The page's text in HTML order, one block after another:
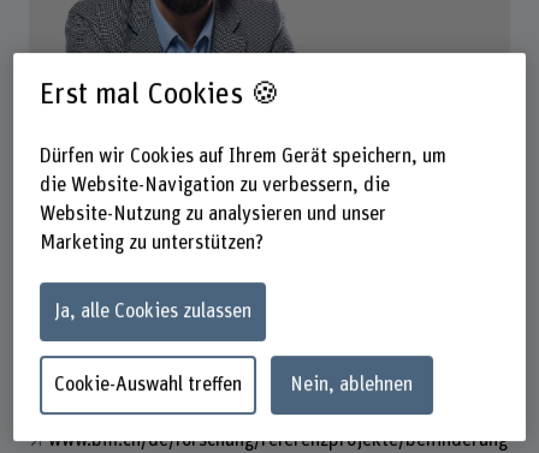
Kontakt
+41 31 848 36 84
E-Mail anzeigen
www.bfh.ch/de/tobias-fritschi
www.bfh.ch/de/forschung/referenzprojekte/behinderung
Erst mal Cookies 🍪
Dürfen wir Cookies auf Ihrem Gerät speichern, um
die Website-Navigation zu verbessern, die
Website-Nutzung zu analysieren und unser
Marketing zu unterstützen?
Ja, alle Cookies zulassen
Cookie-Auswahl treffen Nein, ablehnen